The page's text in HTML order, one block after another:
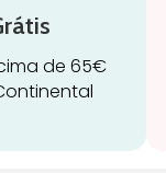
de 65€